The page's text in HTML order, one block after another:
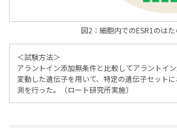
図2：細胞内でのESR1のはた
＜試験方法＞
アラントイン添加無条件と比較してアラントイ
変動した遺伝子を用いて、特定の遺伝子セット
測を行った。（ロート研究所実施）